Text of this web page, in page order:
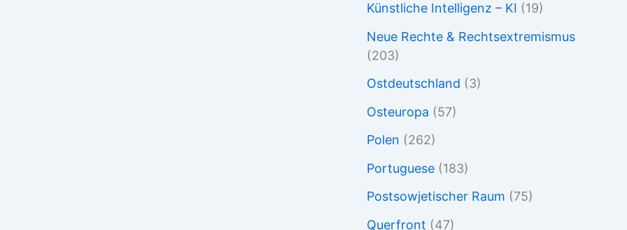
Künstliche Intelligenz – KI (19)
Neue Rechte & Rechtsextremismus
(203)
Ostdeutschland (3)
Osteuropa (57)
Polen (262)
Portuguese (183)
Postsowjetischer Raum (75)
Querfront (47)